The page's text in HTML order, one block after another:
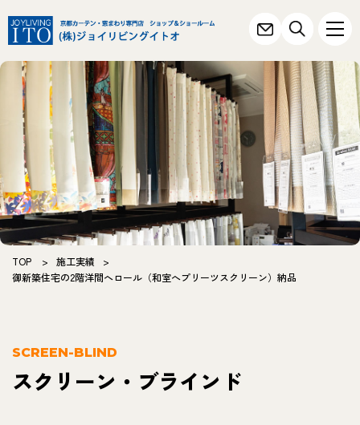
TOP > 施工実績
>
御新築住宅の2階洋間へロール（和室へプリーツスクリーン）納品
SCREEN-BLIND
スクリーン・ブラインド